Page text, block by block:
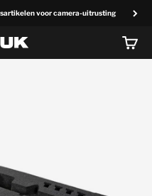
voor camera-uitrusting